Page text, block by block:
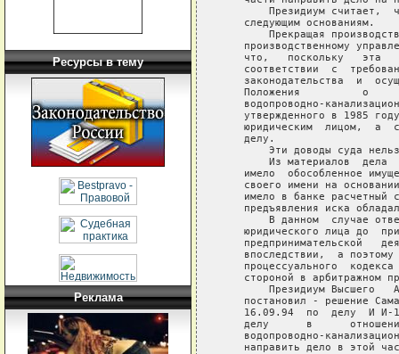
Ресурсы в тему
Реклама
Президиум считает,
    следующим основаниям.
Прекращая
производственному
что,   поскольку   эта
соответствии  с
законодательства  и
Положения          о
водопроводно-
утвержденного в 1985
юридическим  лицом,  а
    делу.
Эти доводы суда
Из материалов  дела
имело  обособленное
своего имени на
имело в банке расчетный
предъявления иска
В данном  случае
юридического лица до
предпринимательской
впоследствии,  а
процессуального
стороной в арбитражном
Президиум Высшего
постановил - решение
16.09.94  по  делу  И
делу      в
водопроводно-
направить дело в этой